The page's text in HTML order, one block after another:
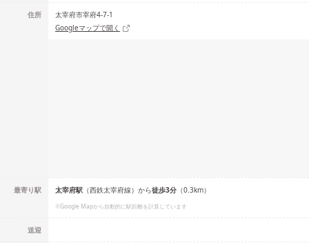
住所
太宰府市宰府4-7-1
Googleマップで開く
最寄り駅 太宰府駅 （西鉄太宰府線） から徒歩3分 （0.3km）
※Google Mapから自動的に駅距離を計算しています
送迎